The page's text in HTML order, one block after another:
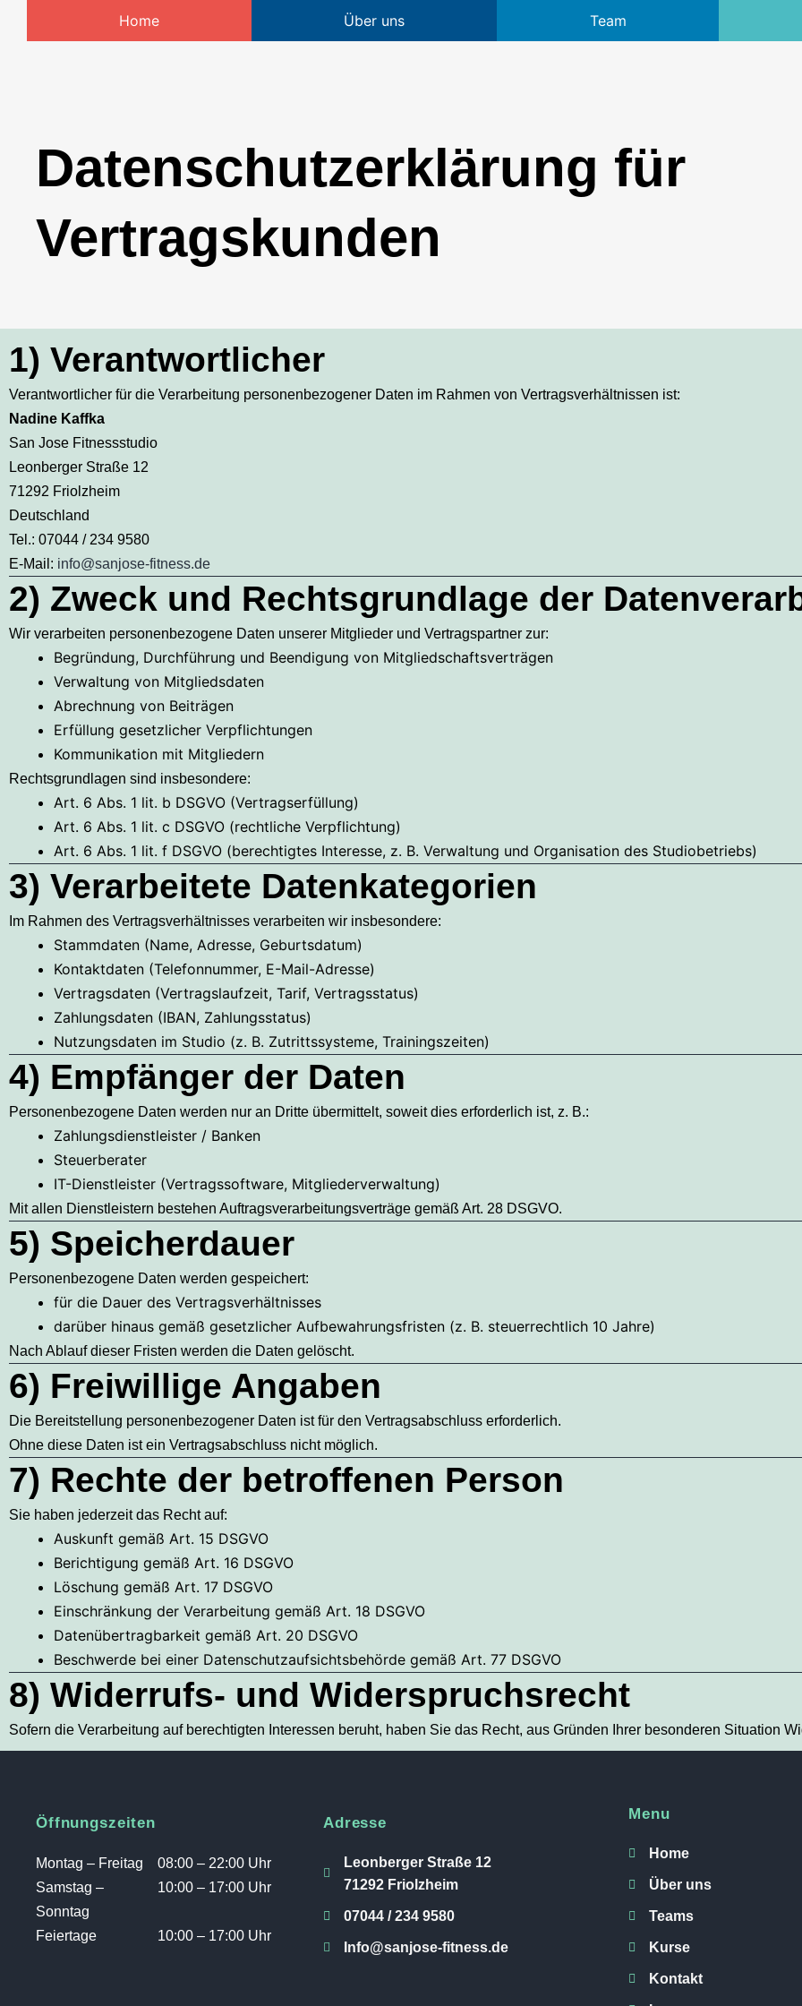
Home Über uns Team
Datenschutzerklärung für
Vertragskunden
1) Verantwortlicher
Verantwortlicher für die Verarbeitung personenbezogener Daten im Rahmen von Vertragsverhältnissen ist:
Nadine Kaffka
San Jose Fitnessstudio
Leonberger Straße 12
71292 Friolzheim
Deutschland
Tel.: 07044 / 234 9580
E-Mail: info@sanjose-fitness.de
2) Zweck und Rechtsgrundlage der
Wir verarbeiten personenbezogene Daten unserer Mitglieder und Vertragspartner zur:
Begründung, Durchführung und Beendigung von Mitgliedschaftsverträgen
Verwaltung von Mitgliedsdaten
Abrechnung von Beiträgen
Erfüllung gesetzlicher Verpflichtungen
Kommunikation mit Mitgliedern
Rechtsgrundlagen sind insbesondere:
Art. 6 Abs. 1 lit. b DSGVO (Vertragserfüllung)
Art. 6 Abs. 1 lit. c DSGVO (rechtliche Verpflichtung)
Art. 6 Abs. 1 lit. f DSGVO (berechtigtes Interesse, z. B. Verwaltung und Organisation des Studiobetriebs)
3) Verarbeitete Datenkategorien
Im Rahmen des Vertragsverhältnisses verarbeiten wir insbesondere:
Stammdaten (Name, Adresse, Geburtsdatum)
Kontaktdaten (Telefonnummer, E-Mail-Adresse)
Vertragsdaten (Vertragslaufzeit, Tarif, Vertragsstatus)
Zahlungsdaten (IBAN, Zahlungsstatus)
Nutzungsdaten im Studio (z. B. Zutrittssysteme, Trainingszeiten)
4) Empfänger der Daten
Personenbezogene Daten werden nur an Dritte übermittelt, soweit dies erforderlich ist, z. B.:
Zahlungsdienstleister / Banken
Steuerberater
IT-Dienstleister (Vertragssoftware, Mitgliederverwaltung)
Mit allen Dienstleistern bestehen Auftragsverarbeitungsverträge gemäß Art. 28 DSGVO.
5) Speicherdauer
Personenbezogene Daten werden gespeichert:
für die Dauer des Vertragsverhältnisses
darüber hinaus gemäß gesetzlicher Aufbewahrungsfristen (z. B. steuerrechtlich 10 Jahre)
Nach Ablauf dieser Fristen werden die Daten gelöscht.
6) Freiwillige Angaben
Die Bereitstellung personenbezogener Daten ist für den Vertragsabschluss erforderlich.
Ohne diese Daten ist ein Vertragsabschluss nicht möglich.
7) Rechte der betroffenen Person
Sie haben jederzeit das Recht auf:
Auskunft gemäß Art. 15 DSGVO
Berichtigung gemäß Art. 16 DSGVO
Löschung gemäß Art. 17 DSGVO
Einschränkung der Verarbeitung gemäß Art. 18 DSGVO
Datenübertragbarkeit gemäß Art. 20 DSGVO
Beschwerde bei einer Datenschutzaufsichtsbehörde gemäß Art. 77 DSGVO
8) Widerrufs- und Widerspruchsrecht
Sofern die Verarbeitung auf berechtigten Interessen beruht, haben Sie das Recht, aus Gründen Ihrer besonderen Situation
Öffnungszeiten
Montag – Freitag
08:00 – 22:00 Uhr
Samstag –
Sonntag
10:00 – 17:00 Uhr
Feiertage 10:00 – 17:00 Uhr
Adresse
Leonberger Straße 12
71292 Friolzheim
07044 / 234 9580
Info@sanjose-fitness.de
Menu
Home
Über uns
Teams
Kurse
Kontakt